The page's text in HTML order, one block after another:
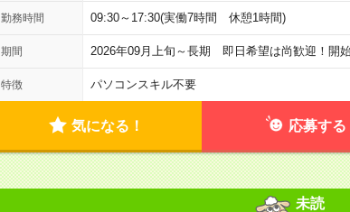
勤務時間 09:30～17:30(実働7時間 休憩1時間)
期間 2026年09月上旬～長期 即日希望は尚歓迎！開
特徴 パソコンスキル不要
気になる！ 応募する
未読